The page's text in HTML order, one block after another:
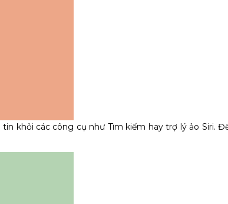
khỏi các công cụ như Tìm kiếm hay trợ lý ảo Siri.